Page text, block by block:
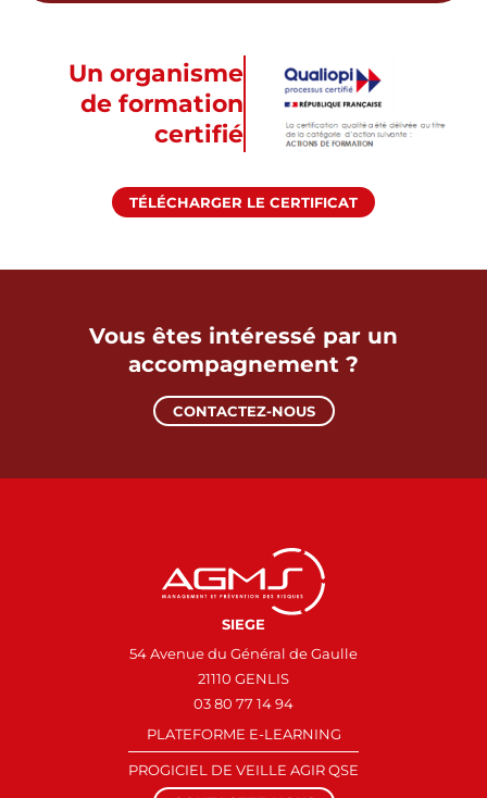
Un organisme
de formation
certifié
TÉLÉCHARGER LE CERTIFICAT
Vous êtes intéressé par un
accompagnement ?
CONTACTEZ-NOUS
SIEGE
54 Avenue du Général de Gaulle
21110 GENLIS
03 80 77 14 94
PLATEFORME E-LEARNING
PROGICIEL DE VEILLE AGIR QSE